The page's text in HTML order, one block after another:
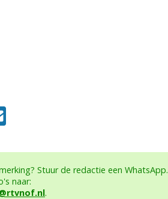
Stuur de redactie een WhatsApp.
naar:
.